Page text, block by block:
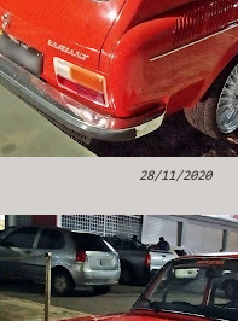
28/11/2020